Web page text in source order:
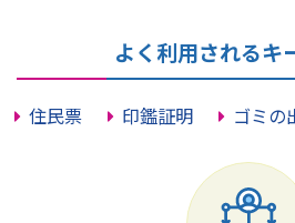
ド
よく利用されるキ
住民票 印鑑証明 ゴミの